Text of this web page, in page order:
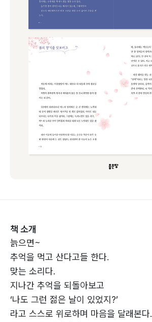
책 소개
늙으면~
추억을 먹고 산다고들 한다.
맞는 소리다.
지나간 추억을 되돌아보고
‘나도 그런 젊은 날이 있었지?’
라고 스스로 위로하며 마음을 달래본다.